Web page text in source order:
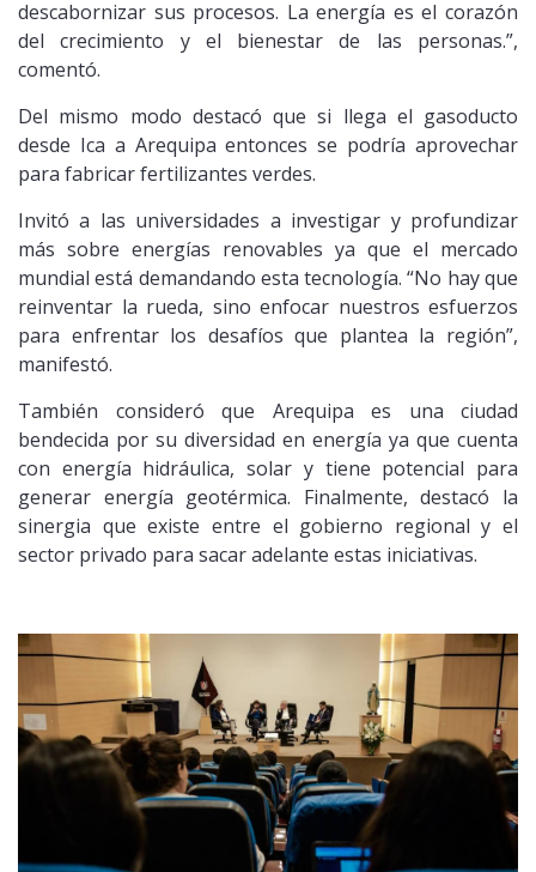
descabornizar sus procesos. La energía es el corazón
del crecimiento y el bienestar de las personas.”,
comentó.
Del mismo modo destacó que si llega el gasoducto
desde Ica a Arequipa entonces se podría aprovechar
para fabricar fertilizantes verdes.
Invitó a las universidades a investigar y profundizar
más sobre energías renovables ya que el mercado
mundial está demandando esta tecnología. “No hay que
reinventar la rueda, sino enfocar nuestros esfuerzos
para enfrentar los desafíos que plantea la región”,
manifestó.
También consideró que Arequipa es una ciudad
bendecida por su diversidad en energía ya que cuenta
con energía hidráulica, solar y tiene potencial para
generar energía geotérmica. Finalmente, destacó la
sinergia que existe entre el gobierno regional y el
sector privado para sacar adelante estas iniciativas.